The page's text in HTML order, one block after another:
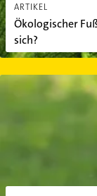
ARTIKEL
Ökologischer
sich?
Was bedeutet